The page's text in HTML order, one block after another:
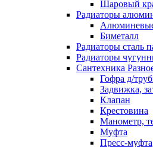
Шаровый
Радиаторы
Биметалл
Радиаторы сталь
Радиаторы
Сантехника
Гофра д/
Задвижка,
Клапан
Крестовина
Манометр,
Муфта
Пресс-муфта